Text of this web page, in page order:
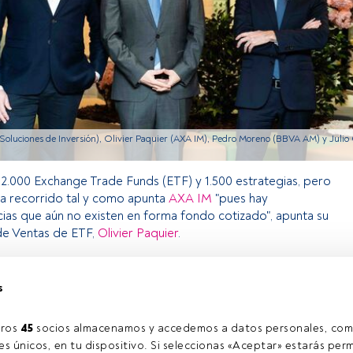
45 socios almacenamos y accedemos a datos personales,
únicos, en tu dispositivo. Si seleccionas «Aceptar» estarás
de Inversión), Olivier Paquier (AXA IM), Pedro Moreno (BBVA AM) y
Exchange Trade Funds (ETF) y 1.500 estrategias, pero
recorrido tal y como apunta AXA IM "pues hay
que aún no existen en forma fondo cotizado", apunta su
Ventas de ETF, Olivier Paquier.
para los usuarios registrados de FundsPeople. Si ya
y disfrutar de todo el universo que ofrece FundsPeople.
Accede a FundsPeople